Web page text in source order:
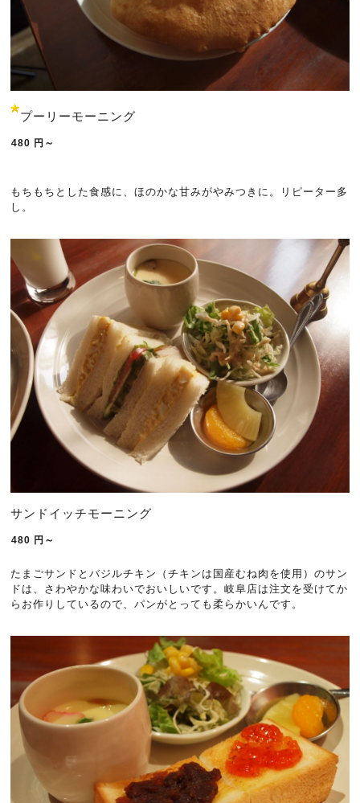
プーリーモーニング
480 円～
もちもちとした食感に、ほのかな甘みがやみつきに。リピーター多
し。
サンドイッチモーニング
480 円～
たまごサンドとバジルチキン（チキンは国産むね肉を使用）のサン
ドは、さわやかな味わいでおいしいです。岐阜店は注文を受けてか
らお作りしているので、パンがとっても柔らかいんです。